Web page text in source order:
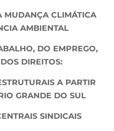
MUDANÇA CLIMÁTICA
AMBIENTAL
DO EMPREGO,
DIREITOS:
A PARTIR
GRANDE DO SUL
SINDICAIS